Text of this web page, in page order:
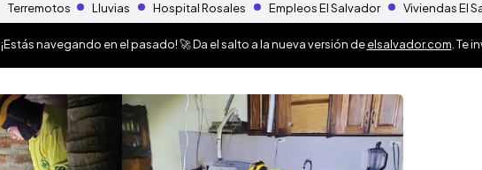
Terremotos Lluvias Hospital Rosales Empleos El Salvador Viviendas El
¡Estás navegando en el pasado! 🚀 Da el salto a la nueva versión deelsalvador.com . Te